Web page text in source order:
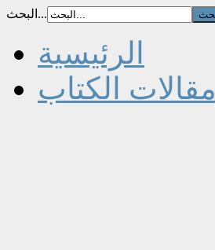
البحث...
الرئيسية
مقالات الكتاب